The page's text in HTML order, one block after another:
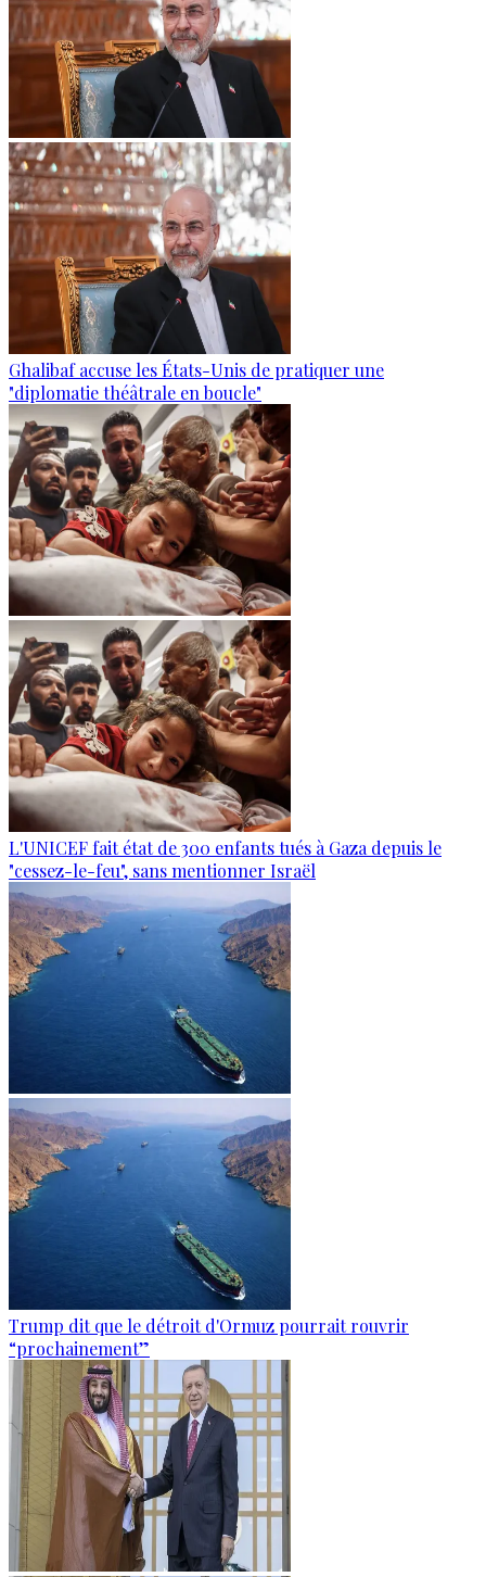
Ghalibaf accuse les États-Unis de pratiquer une
"diplomatie théâtrale en boucle"
L'UNICEF fait état de 300 enfants tués à Gaza depuis le
"cessez-le-feu", sans mentionner Israël
Trump dit que le détroit d'Ormuz pourrait rouvrir
“prochainement”